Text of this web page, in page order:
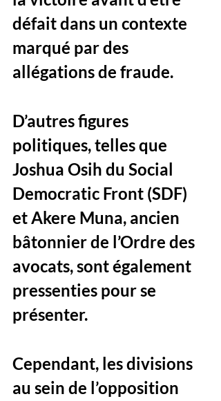
défait dans un contexte
marqué par des
allégations de fraude.
D’autres figures
politiques, telles que
Joshua Osih du Social
Democratic Front (SDF)
et Akere Muna, ancien
bâtonnier de l’Ordre des
avocats, sont également
pressenties pour se
présenter.
Cependant, les divisions
au sein de l’opposition